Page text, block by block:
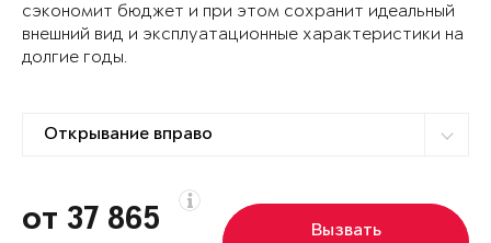
сэкономит бюджет и при этом сохранит идеальный
внешний вид и эксплуатационные характеристики на
долгие годы.
от 37 865
Вызвать